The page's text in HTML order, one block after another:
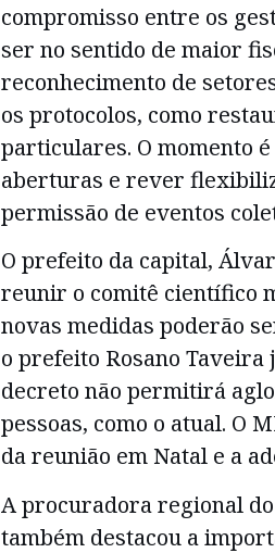
compromisso entre os
ser no sentido de maior
reconhecimento de
os protocolos, como
particulares. O momento
aberturas e rever
permissão de eventos
O prefeito da capital,
reunir o comitê científico
novas medidas poderão
o prefeito Rosano
decreto não permitirá
pessoas, como o atual. O
da reunião em Natal e a
A procuradora regional
também destacou a